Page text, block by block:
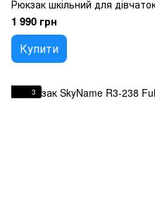
Рюкзак шкільний для
1 990 грн
Купити
3